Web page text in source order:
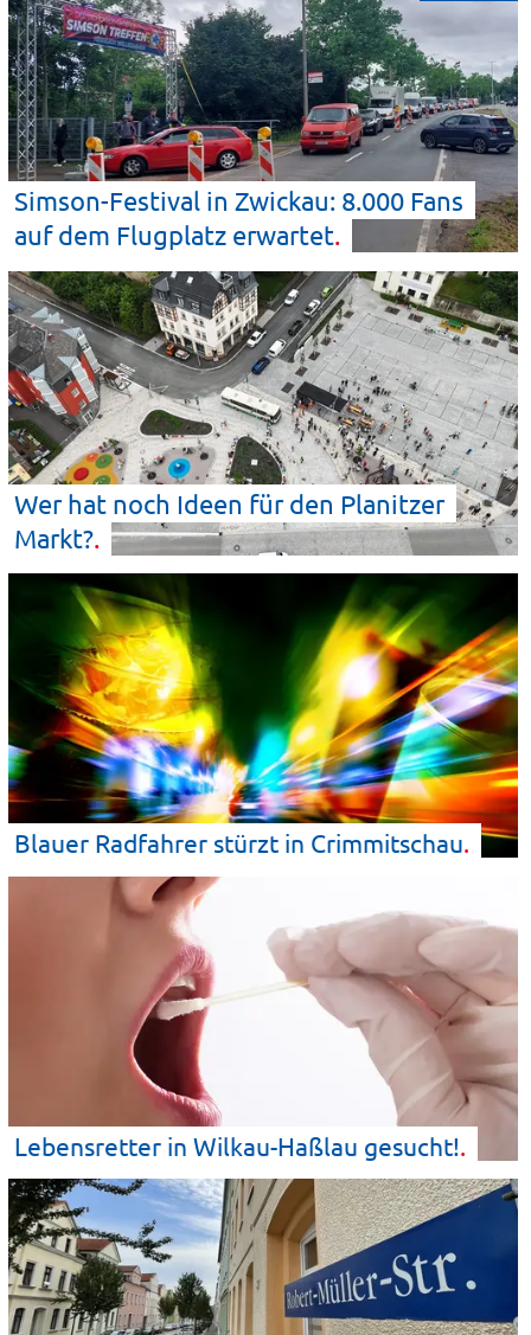
Simson-Festival in Zwickau: 8.000 Fans
auf dem Flugplatz erwartet
Wer hat noch Ideen für den Planitzer
Markt?
Blauer Radfahrer stürzt in Crimmitschau
Lebensretter in Wilkau-Haßlau gesucht!